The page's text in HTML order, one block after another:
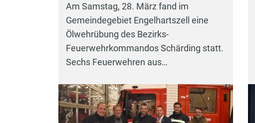
Am Samstag, 28. März fand im
Gemeindegebiet Engelhartszell eine
Ölwehrübung des Bezirks-
Feuerwehrkommandos Schärding statt.
Sechs Feuerwehren aus…